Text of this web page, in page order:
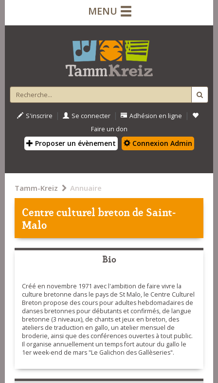
MENU
S'inscrire | Se connecter | Adhésion en ligne |
Faire un don
Proposer un évènement Connexion Admin
Tamm-Kreiz Annuaire
Centre culturel breton de Saint-
Malo
Bio
Créé en novembre 1971 avec l'ambition de faire vivre la
culture bretonne dans le pays de St Malo, le Centre Culturel
Breton propose des cours pour adultes hebdomadaires de
danses bretonnes pour débutants et confirmés, de langue
bretonne (3 niveaux), de chants et jeux en breton, des
ateliers de traduction en gallo, un atelier mensuel de
broderie, ainsi que des conférences ouvertes à tout public.
Il organise annuellement un temps fort autour du gallo le
1er week-end de mars "Le Galichon des Gallèseries".